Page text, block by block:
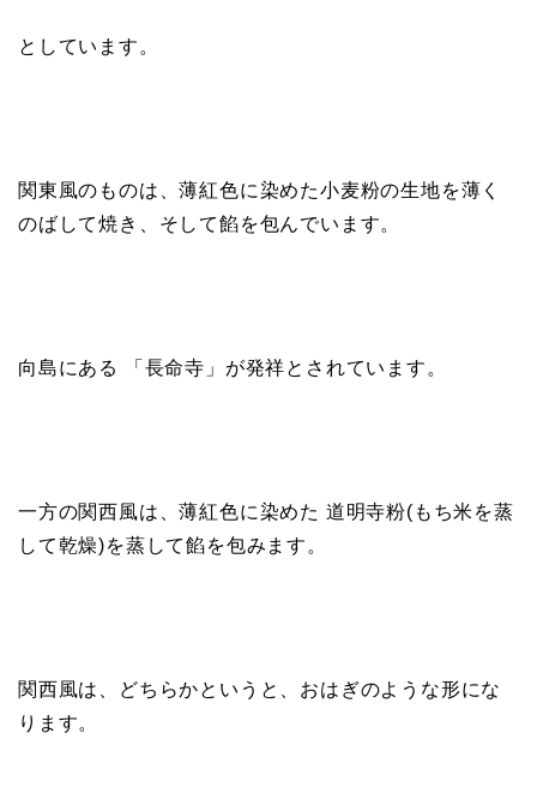
としています。
関東風のものは、薄紅色に染めた小麦粉の生地を薄く
のばして焼き、そして餡を包んでいます。
向島にある 「長命寺」が発祥とされています。
一方の関西風は、薄紅色に染めた 道明寺粉(もち米を蒸
して乾燥)を蒸して餡を包みます。
関西風は、どちらかというと、おはぎのような形にな
ります。